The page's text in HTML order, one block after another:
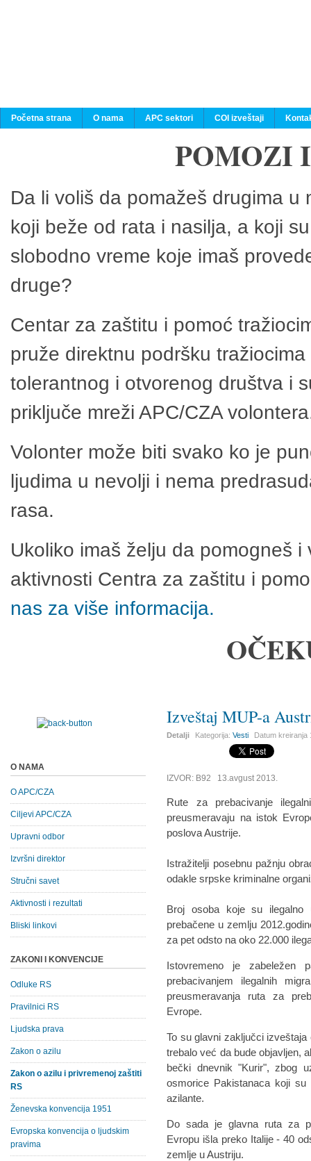
Početna strana O nama APC sektori COI izveštaji
POMOZI
Da li voliš da pomažeš drugima
koji beže od rata i nasilja, a koji
slobodno vreme koje imaš
druge?
Centar za zaštitu i pomoć
pruže direktnu podršku
tolerantnog i otvorenog društva i
priključe mreži APC/CZA
Volonter može biti svako ko je
ljudima u nevolji i nema
rasa.
Ukoliko imaš želju da pomogneš
aktivnosti Centra za zaštitu i
nas za više informacija.
Izveštaj MUP-a
Detalji Kategorija:Vesti Datum kreiranja
IZVOR: B92 13.avgust 2013.
Rute za prebacivanje
preusmeravaju na istok
poslova Austrije.
Istražitelji posebnu pažnju
odakle srpske kriminalne
Broj osoba koje su ilegalno
prebačene u zemlju
za pet odsto na oko 22.000
Istovremeno je
prebacivanjem ilegalnih
preusmeravanja ruta za
Evrope.
To su glavni zaključci
trebalo već da bude objavljen,
bečki dnevnik "Kurir", zbog
osmorice Pakistanaca koji
azilante.
Do sada je glavna ruta za
Evropu išla preko Italije - 40
zemlje u Austriju.
O NAMA
O APC/CZA
Ciljevi APC/CZA
Upravni odbor
Izvršni direktor
Stručni savet
Aktivnosti i rezultati
Bliski linkovi
ZAKONI I KONVENCIJE
Odluke RS
Pravilnici RS
Ljudska prava
Zakon o azilu
Zakon o azilu i privremenoj zaštiti
RS
Ženevska konvencija 1951
Evropska konvencija o ljudskim
pravima